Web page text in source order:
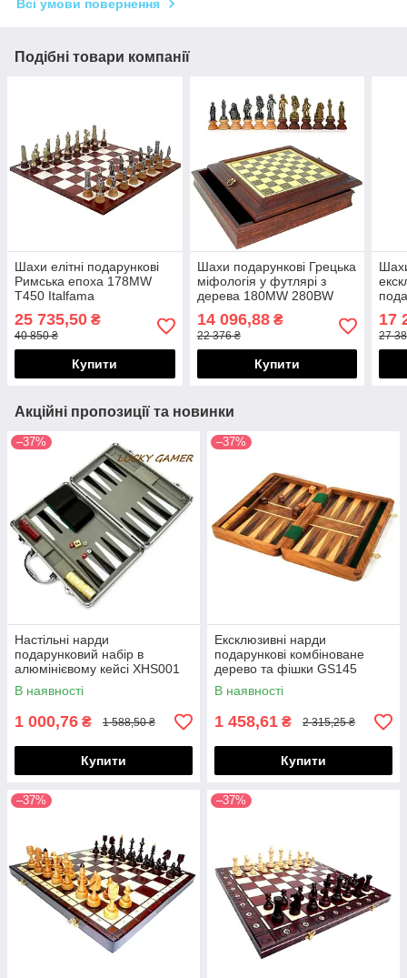
Всі умови повернення
Подібні товари компанії
Шахи елітні подарункові
Римська епоха 178MW
T450 Italfama
25 735,50 ₴
40 850 ₴
Купити
Шахи подарункові Грецька
міфологія у футлярі з
дерева 180MW 280BW
Italfama
14 096,88₴
22 376 ₴
Купити
17
27
Акційні пропозиції та новинки
–37%
Настільні нарди
подарунковий набір в
алюмінієвому кейсі XHS001
В наявності
1 000,76 ₴ 1 588,50 ₴
Купити
–37%
Ексклюзивні нарди
подарункові комбіноване
дерево та фішки GS145
В наявності
1 458,61 ₴ 2 315,25 ₴
Купити
–37% –37%